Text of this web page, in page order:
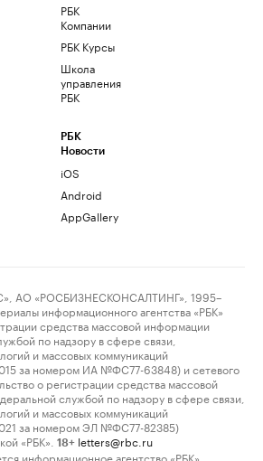
РБК
Компании
РБК Курсы
Школа
управления
РБК
РБК
Новости
iOS
Android
AppGallery
АО «РОСБИЗНЕСКОНСАЛТИНГ», 1995–
информационного агентства «РБК»
средства массовой информации
по надзору в сфере связи,
и массовых коммуникаций
за номером ИА №ФС77-63848) и сетевого
о регистрации средства массовой
службой по надзору в сфере связи,
и массовых коммуникаций
за номером ЭЛ №ФС77-82385)
«РБК».
18+ letters@rbc.ru
информационное агентство «РБК».